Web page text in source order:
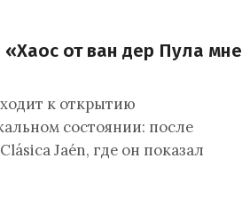
от ван дер Пула мне
к открытию
состоянии: после
Jaén, где он показал